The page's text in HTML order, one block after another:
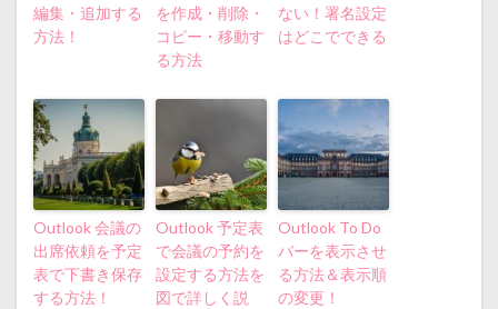
編集・追加する
方法！
を作成・削除・
コピー・移動す
る方法
ない！署名設定
はどこでできる
Outlook 会議の
出席依頼を予定
表で下書き保存
する方法！
Outlook 予定表
で会議の予約を
設定する方法を
図で詳しく説
Outlook To Do
バーを表示させ
る方法＆表示順
の変更！